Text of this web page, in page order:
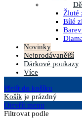
Žluté
Bílé
Novinky
Nejprodávanější
Dárkové poukazy
Více
Přejít do košíku
Košík je prázdný
Otevřít menu
Filtrovat podle